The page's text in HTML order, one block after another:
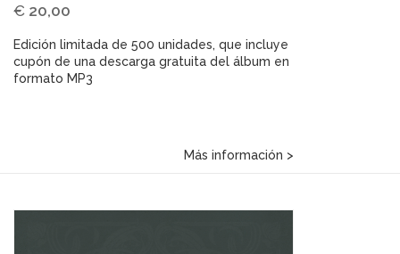
€ 20,00
Edición limitada de 500 unidades, que incluye
cupón de una descarga gratuita del álbum en
formato MP3
Más información >